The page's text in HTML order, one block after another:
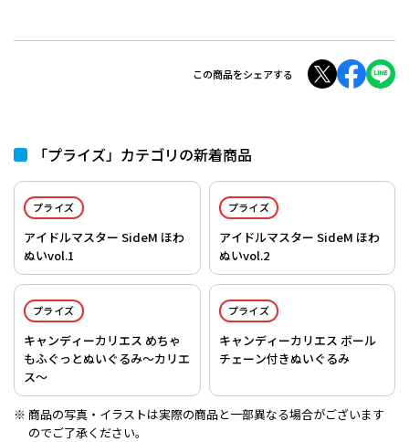
この商品をシェアする
「プライズ」カテゴリの新着商品
プライズ
アイドルマスター SideM ほわ
ぬいvol.1
プライズ
アイドルマスター SideM ほわ
ぬいvol.2
プライズ
キャンディーカリエス めちゃ
もふぐっとぬいぐるみ～カリエ
ス～
プライズ
キャンディーカリエス ボール
チェーン付きぬいぐるみ
商品の写真・イラストは実際の商品と一部異なる場合がございます
のでご了承ください。